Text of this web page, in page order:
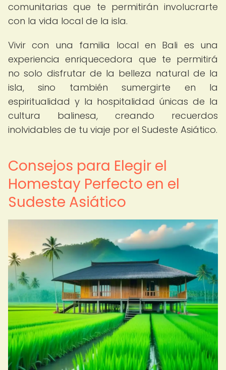
comunitarias que te permitirán involucrarte
con la vida local de la isla.
Vivir con una familia local en Bali es una
experiencia enriquecedora que te permitirá
no solo disfrutar de la belleza natural de la
isla, sino también sumergirte en la
espiritualidad y la hospitalidad únicas de la
cultura balinesa, creando recuerdos
inolvidables de tu viaje por el Sudeste Asiático.
Consejos para Elegir el
Homestay Perfecto en el
Sudeste Asiático